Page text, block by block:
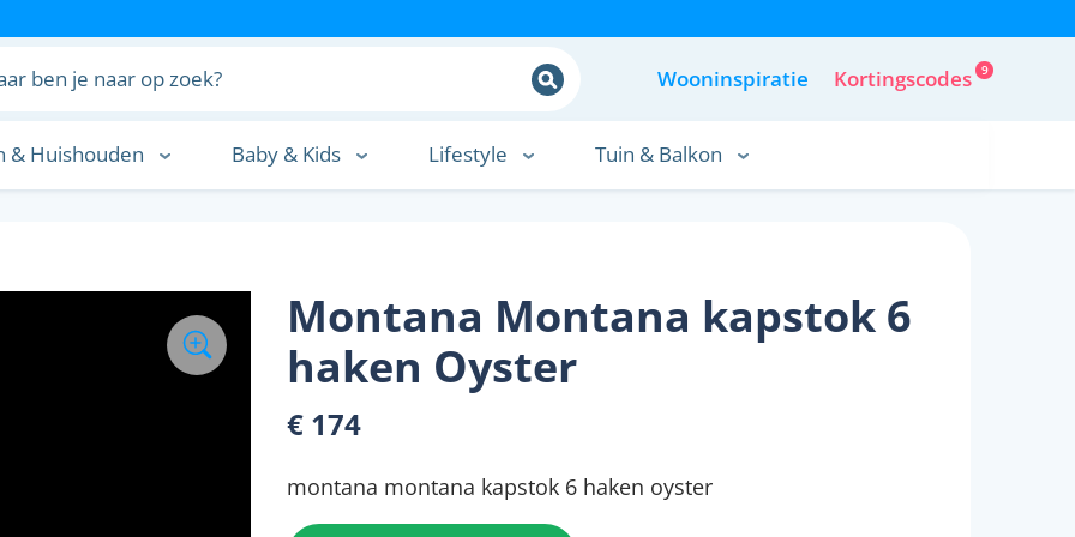
Wooninspiratie Kortingscodes 9
& Huishouden Baby & Kids Lifestyle Tuin & Balkon
Montana Montana kapstok 6
haken Oyster
€ 174
montana montana kapstok 6 haken oyster